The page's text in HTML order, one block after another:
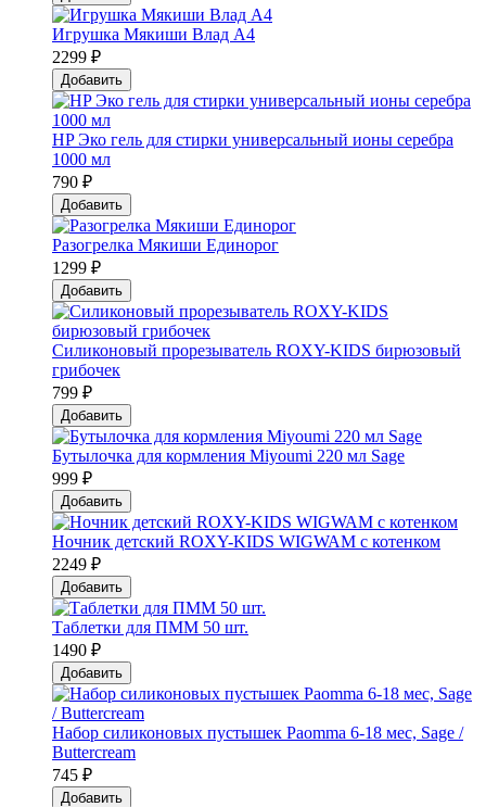
Игрушка Мякиши Влад А4
2299 ₽
Добавить
HP Эко гель для стирки универсальный ионы серебра
1000 мл
790 ₽
Добавить
Разогрелка Мякиши Единорог
1299 ₽
Добавить
Силиконовый прорезыватель ROXY-KIDS бирюзовый
грибочек
799 ₽
Добавить
Бутылочка для кормления Miyoumi 220 мл Sage
999 ₽
Добавить
Ночник детский ROXY-KIDS WIGWAM с котенком
2249 ₽
Добавить
Таблетки для ПММ 50 шт.
1490 ₽
Добавить
Набор силиконовых пустышек Paomma 6-18 мес, Sage /
Buttercream
745 ₽
Добавить